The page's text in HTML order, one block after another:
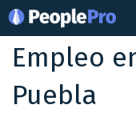
Soy reclutador
Precios
Empleo
Puebla